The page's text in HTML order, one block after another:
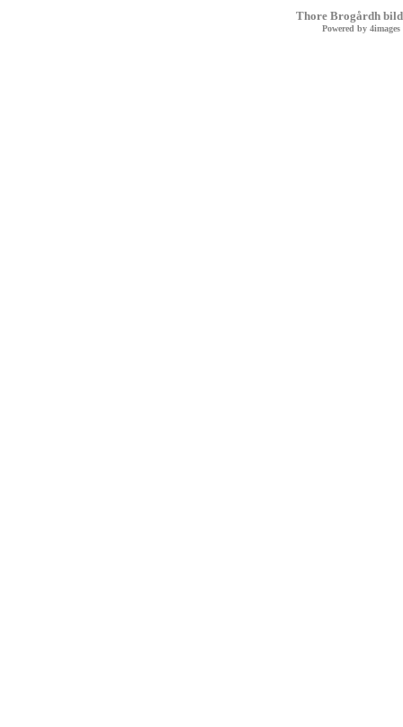
Thore Brogårdh
Powered by 4images